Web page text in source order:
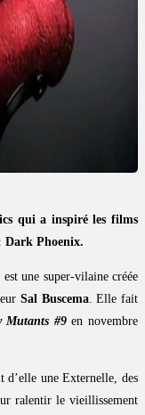
qui a inspiré les films
Dark Phoenix.
une super-vilaine créée
Sal Buscema. Elle fait
Mutants #9en novembre
une Externelle, des
ralentir le vieillissement